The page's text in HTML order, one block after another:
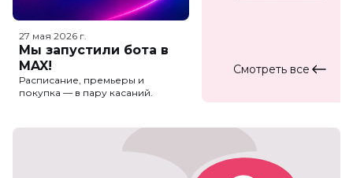
27 мая 2026 г.
Мы запустили бота в
MAX!
Расписание, премьеры и
покупка — в пару касаний.
Смотреть все